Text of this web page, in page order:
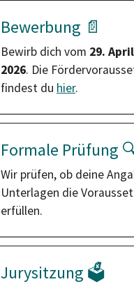
Bewerbung 📄
Bewirb dich vom 29.
2026. Die
findest du hier.
Formale Prüfung
Wir prüfen, ob deine
Unterlagen die
erfüllen.
Jurysitzung 🗳️